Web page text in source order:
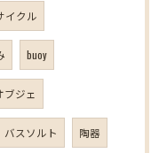
イクル
buoy
ブジェ
バスソルト 陶器